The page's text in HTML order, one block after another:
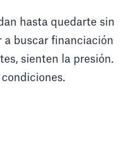
hasta quedarte sin
a buscar financiación
sienten la presión.